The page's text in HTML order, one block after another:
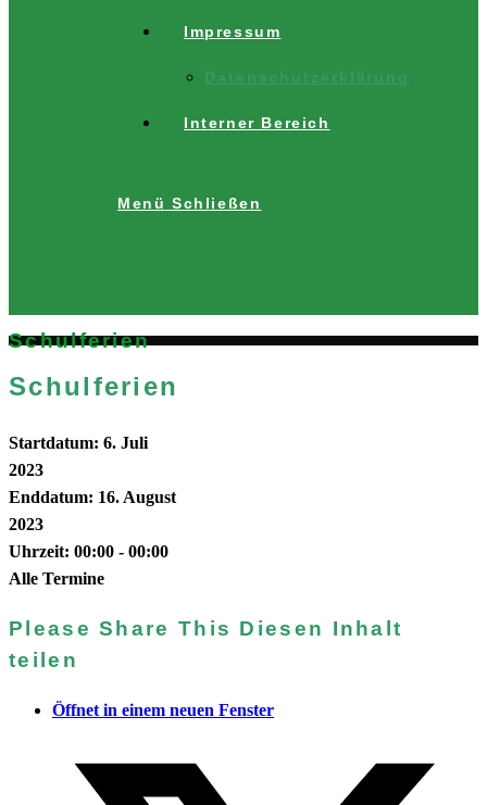
Impressum
Datenschutzerklärung
Interner Bereich
Menü Schließen
Schulferien
Schulferien
Startdatum: 6. Juli
2023
Enddatum: 16. August
2023
Uhrzeit: 00:00 - 00:00
Alle Termine
Please Share This Diesen Inhalt
teilen
Öffnet in einem neuen Fenster